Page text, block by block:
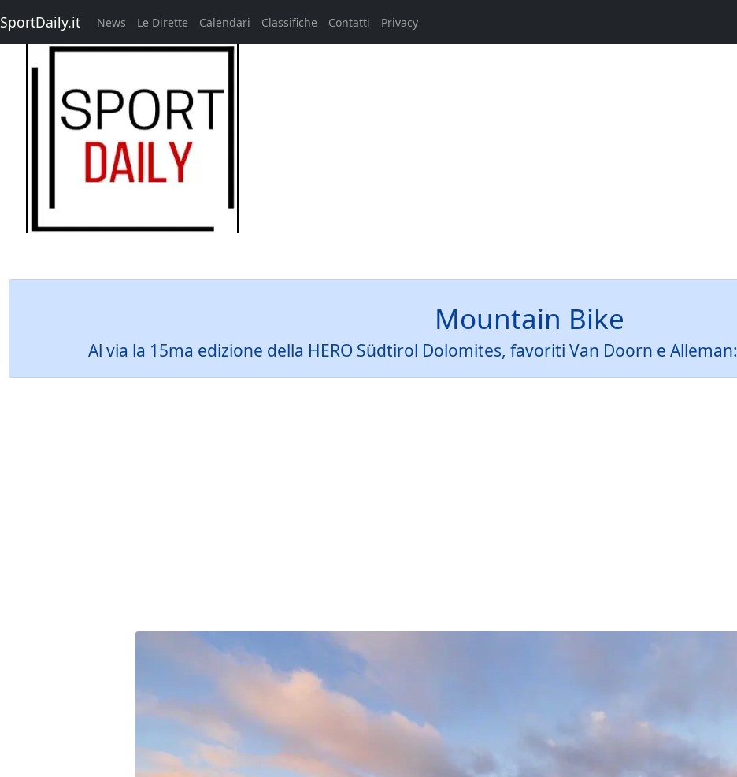
SportDaily.it News Le Dirette Calendari Classifiche Contatti Privacy
Mountain Bike
Al via la 15ma edizione della HERO Südtirol Dolomites, favoriti Van Doorn e